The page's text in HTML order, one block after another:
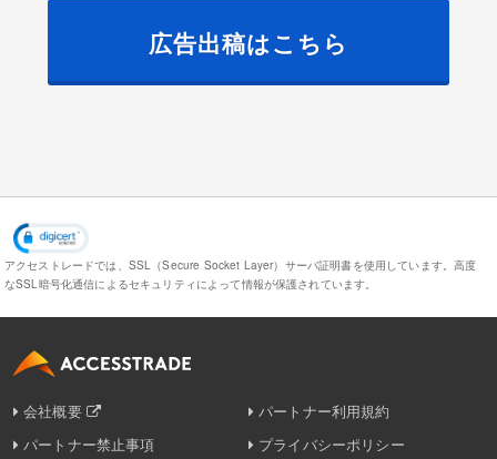
広告出稿はこちら
アクセストレードでは、SSL（Secure Socket Layer）サーバ証明書を使用しています。高度
なSSL暗号化通信によるセキュリティによって情報が保護されています。
会社概要
パートナー利用規約
パートナー禁止事項
プライバシーポリシー